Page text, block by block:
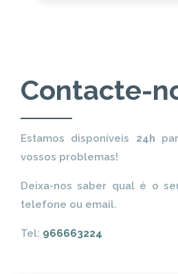
Contacte-
Estamos disponíveis 24h
vossos problemas!
Deixa-nos saber qual é o
telefone ou email.
Tel: 966663224